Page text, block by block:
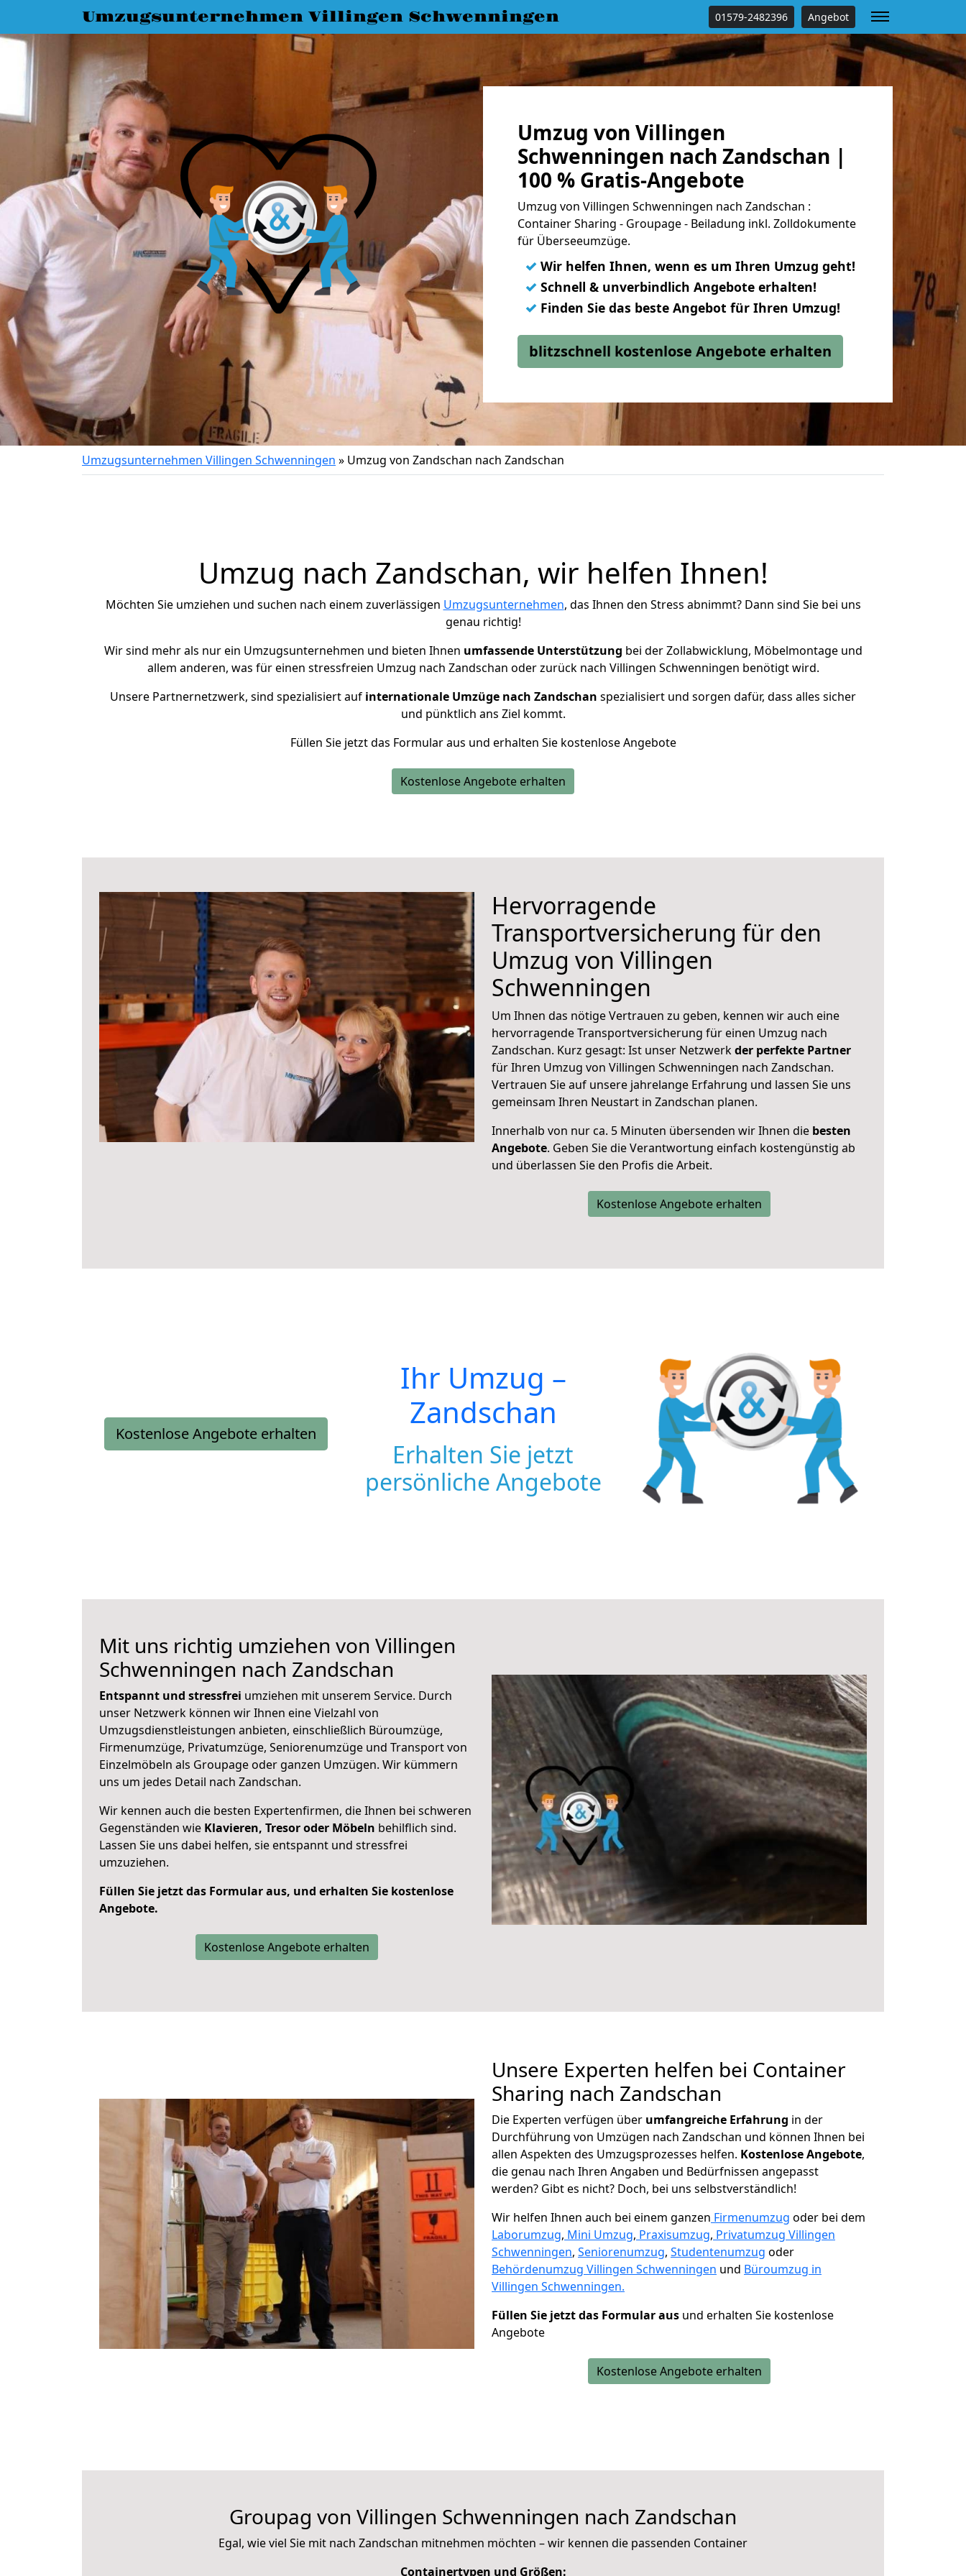
Umzugsunternehmen Villingen Schwenningen 01579-2482396 Angebot
Umzug von Villingen
Schwenningen nach Zandschan |
100 % Gratis-Angebote
Umzug von Villingen Schwenningen nach Zandschan :
Container Sharing - Groupage - Beiladung inkl. Zolldokumente
für Überseeumzüge.
✓ Wir helfen Ihnen, wenn es um Ihren Umzug geht!
✓ Schnell & unverbindlich Angebote erhalten!
✓ Finden Sie das beste Angebot für Ihren Umzug!
blitzschnell kostenlose Angebote erhalten
Umzugsunternehmen Villingen Schwenningen » Umzug von Zandschan nach Zandschan
Umzug nach Zandschan, wir helfen Ihnen!
Möchten Sie umziehen und suchen nach einem zuverlässigen Umzugsunternehmen, das Ihnen den Stress abnimmt? Dann sind Sie bei uns
genau richtig!
Wir sind mehr als nur ein Umzugsunternehmen und bieten Ihnen umfassende Unterstützung bei der Zollabwicklung, Möbelmontage und
allem anderen, was für einen stressfreien Umzug nach Zandschan oder zurück nach Villingen Schwenningen benötigt wird.
Unsere Partnernetzwerk, sind spezialisiert auf internationale Umzüge nach Zandschan spezialisiert und sorgen dafür, dass alles sicher
und pünktlich ans Ziel kommt.
Füllen Sie jetzt das Formular aus und erhalten Sie kostenlose Angebote
Kostenlose Angebote erhalten
Hervorragende
Transportversicherung für den
Umzug von Villingen
Schwenningen
Um Ihnen das nötige Vertrauen zu geben, kennen wir auch eine
hervorragende Transportversicherung für einen Umzug nach
Zandschan. Kurz gesagt: Ist unser Netzwerkder perfekte Partner
für Ihren Umzug von Villingen Schwenningen nach Zandschan.
Vertrauen Sie auf unsere jahrelange Erfahrung und lassen Sie uns
gemeinsam Ihren Neustart in Zandschan planen.
Innerhalb von nur ca. 5 Minuten übersenden wir Ihnen die besten
Angebote. Geben Sie die Verantwortung einfach kostengünstig ab
und überlassen Sie den Profis die Arbeit.
Kostenlose Angebote erhalten
Kostenlose Angebote erhalten
Ihr Umzug –
Zandschan
Erhalten Sie jetzt
persönliche Angebote
Mit uns richtig umziehen von Villingen
Schwenningen nach Zandschan
Entspannt und stressfrei umziehen mit unserem Service. Durch
unser Netzwerk können wir Ihnen eine Vielzahl von
Umzugsdienstleistungen anbieten, einschließlich Büroumzüge,
Firmenumzüge, Privatumzüge, Seniorenumzüge und Transport von
Einzelmöbeln als Groupage oder ganzen Umzügen. Wir kümmern
uns um jedes Detail nach Zandschan.
Wir kennen auch die besten Expertenfirmen, die Ihnen bei schweren
Gegenständen wie Klavieren, Tresor oder Möbeln behilflich sind.
Lassen Sie uns dabei helfen, sie entspannt und stressfrei
umzuziehen.
Füllen Sie jetzt das Formular aus, und erhalten Sie kostenlose
Angebote.
Kostenlose Angebote erhalten
Unsere Experten helfen bei Container
Sharing nach Zandschan
Die Experten verfügen über umfangreiche Erfahrung in der
Durchführung von Umzügen nach Zandschan und können Ihnen bei
allen Aspekten des Umzugsprozesses helfen. Kostenlose Angebote,
die genau nach Ihren Angaben und Bedürfnissen angepasst
werden? Gibt es nicht? Doch, bei uns selbstverständlich!
Wir helfen Ihnen auch bei einem ganzen Firmenumzug oder bei dem
Laborumzug, Mini Umzug, Praxisumzug, Privatumzug Villingen
Schwenningen, Seniorenumzug, Studentenumzug oder
Behördenumzug Villingen Schwenningen und Büroumzug in
Villingen Schwenningen.
Füllen Sie jetzt das Formular aus und erhalten Sie kostenlose
Angebote
Kostenlose Angebote erhalten
Groupag von Villingen Schwenningen nach Zandschan
Egal, wie viel Sie mit nach Zandschan mitnehmen möchten – wir kennen die passenden Container
Containertypen und Größen: